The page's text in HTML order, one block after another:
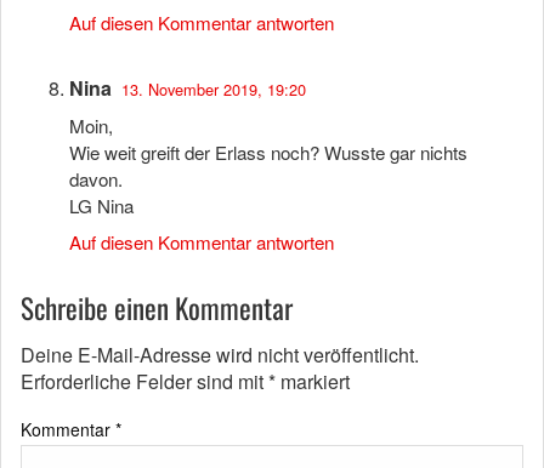
Auf diesen Kommentar antworten
Nina 13. November 2019, 19:20
Moin,
Wie weit greift der Erlass noch? Wusste gar nichts
davon.
LG Nina
Auf diesen Kommentar antworten
Schreibe einen Kommentar
Deine E-Mail-Adresse wird nicht veröffentlicht.
Erforderliche Felder sind mit* markiert
Kommentar *